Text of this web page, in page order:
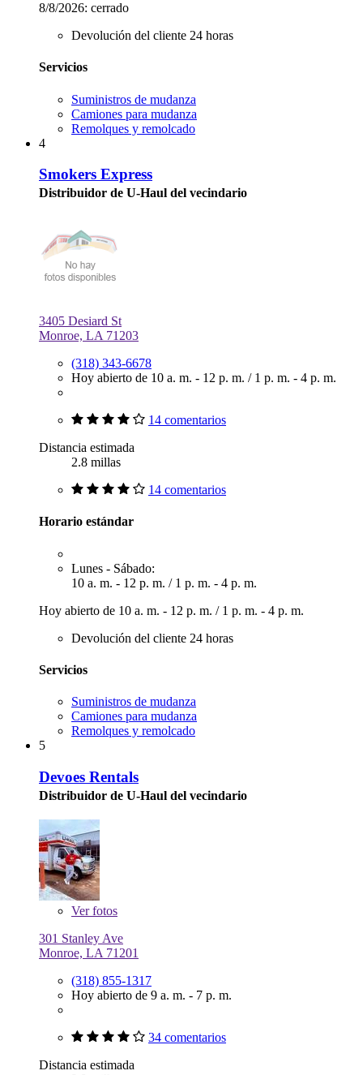
8/8/2026: cerrado
Devolución del cliente 24 horas
Servicios
Suministros de mudanza
Camiones para mudanza
Remolques y remolcado
4
Smokers Express
Distribuidor de U-Haul del vecindario
3405 Desiard St
Monroe, LA 71203
(318) 343-6678
Hoy abierto de 10 a. m. - 12 p. m. / 1 p. m. - 4 p. m.
14 comentarios
Distancia estimada
2.8 millas
14 comentarios
Horario estándar
Lunes - Sábado:
10 a. m. - 12 p. m. / 1 p. m. - 4 p. m.
Hoy abierto de 10 a. m. - 12 p. m. / 1 p. m. - 4 p. m.
Devolución del cliente 24 horas
Servicios
Suministros de mudanza
Camiones para mudanza
Remolques y remolcado
5
Devoes Rentals
Distribuidor de U-Haul del vecindario
Verfotos
301 Stanley Ave
Monroe, LA 71201
(318) 855-1317
Hoy abierto de 9 a. m. - 7 p. m.
34 comentarios
Distancia estimada